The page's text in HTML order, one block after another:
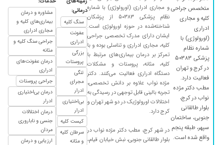
دکتر خوبی هستن . ۱۳۹۸/۰۹/۳۰
مشکل عفونی بود که کاملا برطرف شد ۱۴۰۰/۰۳/۱۶
کلیه و دفع خون ۱۳۹۹/۰۸/۲۸
عاااالی ۱۴۰۰/۰۳/۲۲
عالی بود ۱۴۰۰/۰۲/۳۱
عالی دکتر خیلی خوبی هستن ۱۴۰۰/۱۲/۰۶
ختنه پسرم..عالی بود فرشته است این خانم دکتر ۱۳۹۹/۰۷/۱۷
۱۳۹۸/۰۸/۱۲
درمان مثانه و بی اختیاری ادرار و عفونت کلیه ۱۳۹۸/۱۱/۲۰
متخصص جراحی
کلیه و مجاری
ادراری
(اورولوژی) با
شماره نظام
پزشکی ۵۰۳۸۳
در کرج و تهران
فعالیت دارد.
مطب دکتر مژده
نواب در کرج،
بلوار طالقانی
جنوبی، ساختمان
سپهر، طبقه پنجم
واقع شده است.
و مجاری ادراری (اورولوژی) با شماره
نظام پزشکی ۵۰۳۸۳ از پزشکان
شناخته‌شده در حوزه اورولوژی است.
ایشان دارای مدرک تخصصی جراحی
کلیه، مجاری ادراری و تناسلی بوده و با
تمرکز بر درمان بیماری‌های مرتبط با
کلیه، مثانه، پروستات و مشکلات
دستگاه ادراری فعالیت می‌کنند. دکتر
مژده نواب علاوه بر دانش تخصصی،
تجربه بالینی قابل توجهی در رسیدگی به
اختلالات اورولوژیک در دو شهر تهران و
کرج دارد.
در شهر کرج، مطب دکتر مژده نواب در
بلوار طالقانی جنوبی، نبش خیابان قیام،
درمانی:
سنگ کلیه
عفونت
ادراری
بزرگی
پروستات
تنگی
مجرای
ادرار
بی‌اختیاری
ادرار
کیست کلیه
سرطان کلیه
و مثانه
مشاوره و درمان
بیماری‌های کلیه و
مجاری ادراری
جراحی سنگ کلیه و
مثانه
درمان عفونت‌های
ادراری
جراحی پروستات
درمان بی‌اختیاری
ادرار
درمان اختلالات
جنسی و ناباروری
مردان
ارزیابی و درمان